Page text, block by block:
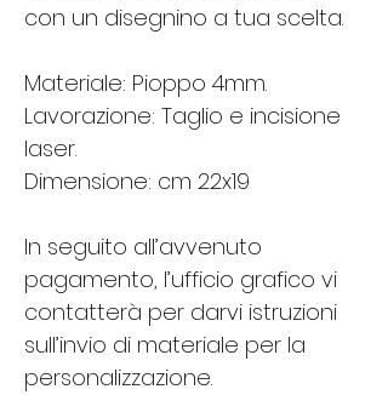
con un disegnino a tua scelta.
Materiale: Pioppo 4mm.
Lavorazione: Taglio e incisione
laser.
Dimensione: cm 22x19
In seguito all’avvenuto
pagamento, l’ufficio grafico vi
contatterà per darvi istruzioni
sull’invio di materiale per la
personalizzazione.